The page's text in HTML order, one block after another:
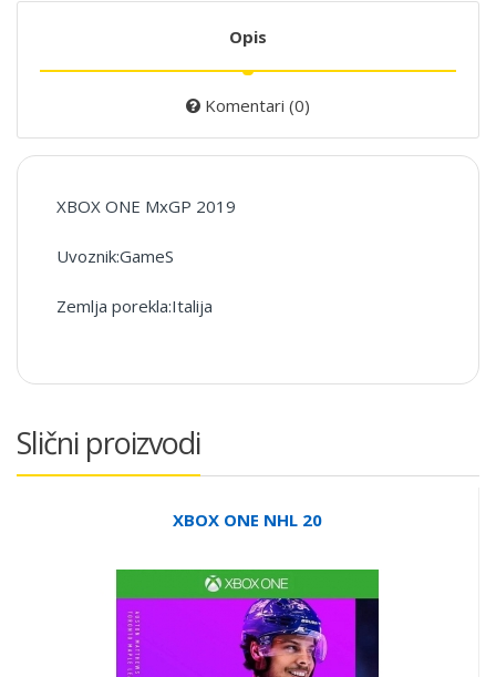
Opis
Komentari (0)
XBOX ONE MxGP 2019
Uvoznik:GameS
Zemlja porekla:Italija
Slični proizvodi
XBOX ONE NHL 20